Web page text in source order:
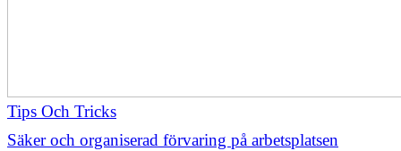
Tips Och Tricks
Säker och organiserad förvaring på arbetsplatsen